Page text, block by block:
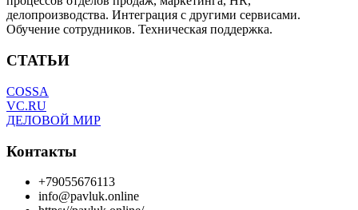
делопроизводства. Интеграция с другими сервисами.
Обучение сотрудников. Техническая поддержка.
СТАТЬИ
COSSA
VC.RU
ДЕЛОВОЙ МИР
Контакты
+79055676113
info@pavluk.online